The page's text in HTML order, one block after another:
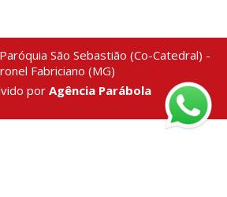
São Sebastião (Co-Catedral) -
Fabriciano (MG)
por Agência Parábola